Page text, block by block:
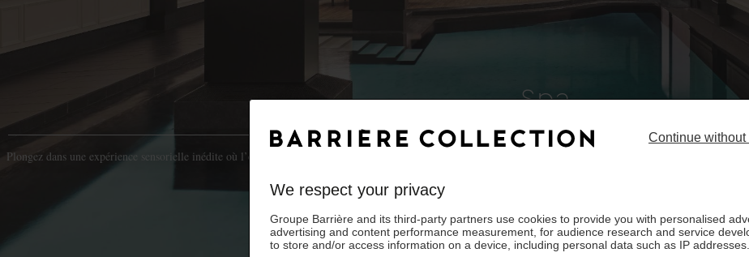
Continue without
We respect your privacy
Groupe Barrière and its third-party partners use cookies to provide you with personalised
advertising and content performance measurement, for audience research and service
to store and/or access information on a device, including personal data such as IP addresses.
Spa
du Fouquet's Paris
Plongez dans une expérience sensorielle inédite où l’élégance parisienne fusionne avec l’expertise japonaise. Niché dans l’emblématique Fouquet’s Paris, ce